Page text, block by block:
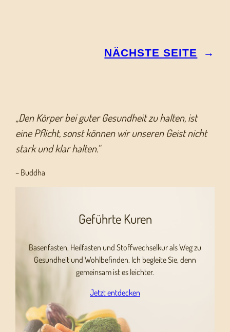
NÄCHSTE SEITE →
„Den Körper bei guter Gesundheit zu halten, ist
eine Pflicht, sonst können wir unseren Geist nicht
stark und klar halten.“
– Buddha
Geführte Kuren
Basenfasten, Heilfasten und Stoffwechselkur als Weg zu
Gesundheit und Wohlbefinden. Ich begleite Sie, denn
gemeinsam ist es leichter.
Jetzt entdecken